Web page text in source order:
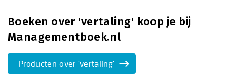
Boeken over 'vertaling' koop je bij
Managementboek.nl
Producten over 'vertaling'